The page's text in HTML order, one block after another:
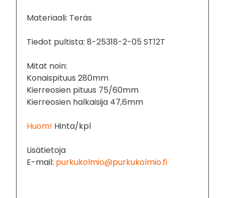
Materiaali: Teräs
Tiedot pultista: 8-25318-2-05 ST12T
Mitat noin:
Konaispituus 280mm
Kierreosien pituus 75/60mm
Kierreosien halkaisija 47,6mm
Huom! Hinta/kpl
Lisätietoja
E-mail: purkukolmio@purkukolmio.fi